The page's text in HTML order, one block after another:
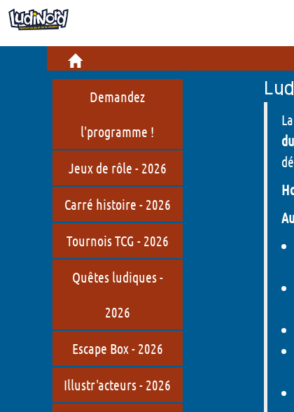
Informations pratiques
Restauration
LudiNord, c'est quoi ?
Qui sommes-nous ?
Jeux de société en Hauts-de-
France
Demandez
l'programme !
Jeux de rôle - 2026
Carré histoire - 2026
Tournois TCG - 2026
Quêtes ludiques -
2026
Escape Box - 2026
Illustr'acteurs - 2026
La